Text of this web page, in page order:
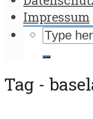
Impressum
Tag -